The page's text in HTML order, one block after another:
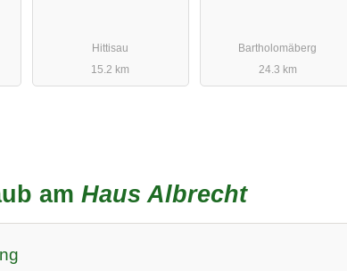
Hittisau
15.2 km
Bartholomäberg
24.3 km
amHaus Albrecht